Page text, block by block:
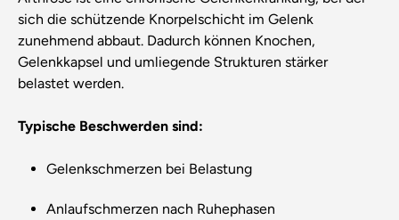
sich die schützende Knorpelschicht im Gelenk
zunehmend abbaut. Dadurch können Knochen,
Gelenkkapsel und umliegende Strukturen stärker
belastet werden.
Typische Beschwerden sind:
Gelenkschmerzen bei Belastung
Anlaufschmerzen nach Ruhephasen